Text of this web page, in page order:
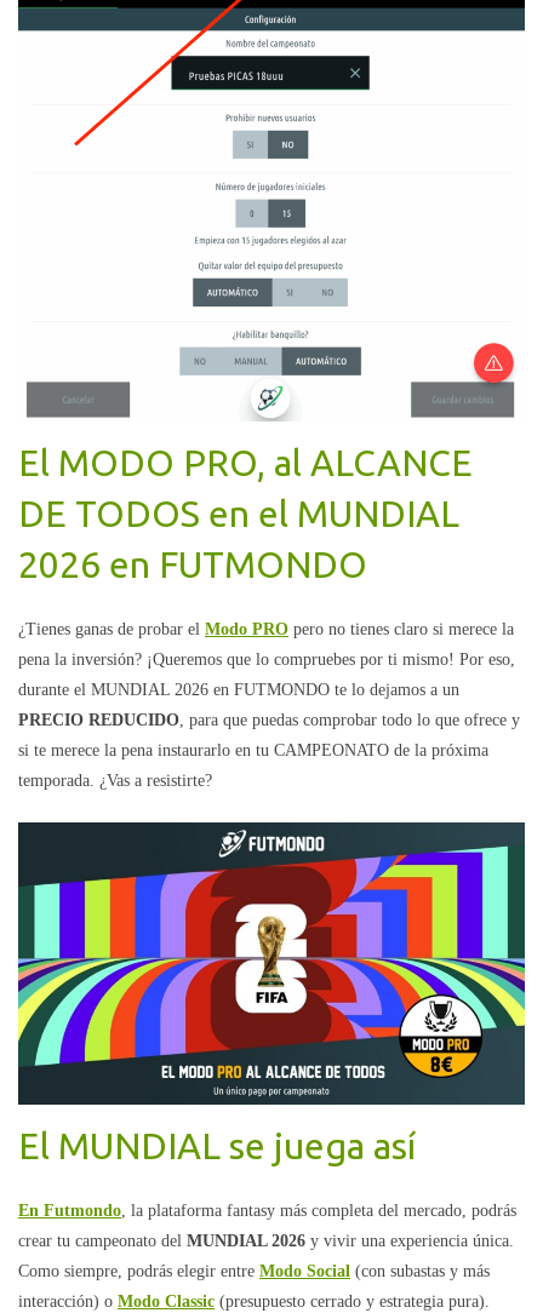
El MODO PRO, al ALCANCE
DE TODOS en el MUNDIAL
2026 en FUTMONDO
¿Tienes ganas de probar el Modo PRO pero no tienes claro si merece la
pena la inversión? ¡Queremos que lo compruebes por ti mismo! Por eso,
durante el MUNDIAL 2026 en FUTMONDO te lo dejamos a un
PRECIO REDUCIDO, para que puedas comprobar todo lo que ofrece y
si te merece la pena instaurarlo en tu CAMPEONATO de la próxima
temporada. ¿Vas a resistirte?
El MUNDIAL se juega así
En Futmondo, la plataforma fantasy más completa del mercado, podrás
crear tu campeonato del MUNDIAL 2026 y vivir una experiencia única.
Como siempre, podrás elegir entre Modo Social (con subastas y más
interacción) o Modo Classic (presupuesto cerrado y estrategia pura).